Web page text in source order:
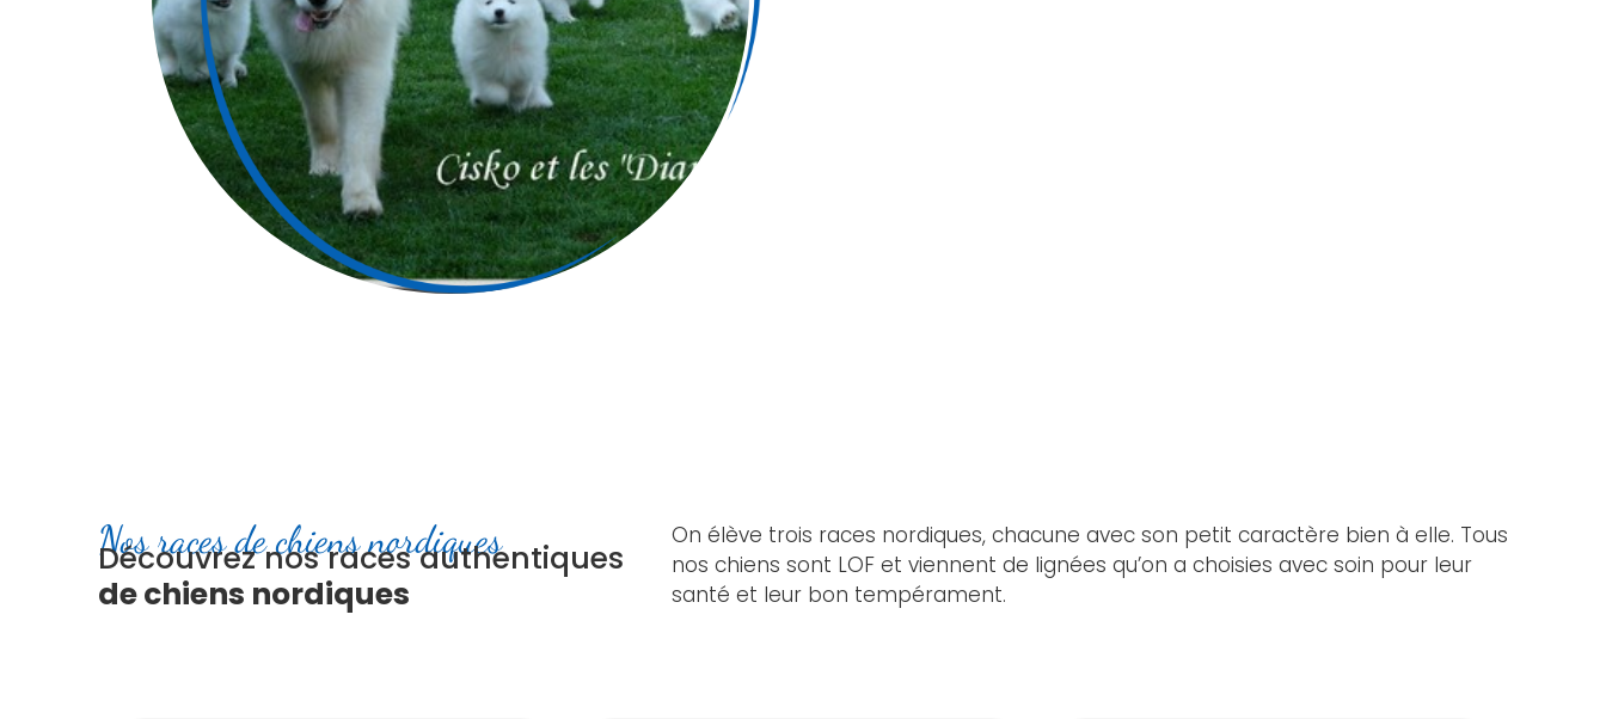
Nos races de chiens nordiques
Découvrez nos races authentiques
de chiens nordiques
On élève trois races nordiques, chacune avec son petit caractère bien à elle. Tous
nos chiens sont LOF et viennent de lignées qu’on a choisies avec soin pour leur
santé et leur bon tempérament.